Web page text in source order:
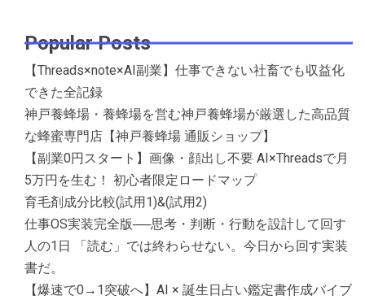
Popular Posts
【Threads×note×AI副業】仕事できない社畜でも収益化
できた全記録
神戸養蜂場・養蜂場を営む神戸養蜂場が厳選した高品質
な蜂蜜専門店【神戸養蜂場 通販ショップ】
【副業0円スタート】画像・顔出し不要 AI×Threadsで月
5万円を生む！ 初心者限定ロードマップ
育毛剤成分比較(試用1)&(試用2)
仕事OS実装完全版──思考・判断・行動を設計して回す
人の1日 「読む」では終わらせない。今日から回す実装
書だ。
【爆速で0→1突破へ】AI × 誕生日占い鑑定書作成バイブ